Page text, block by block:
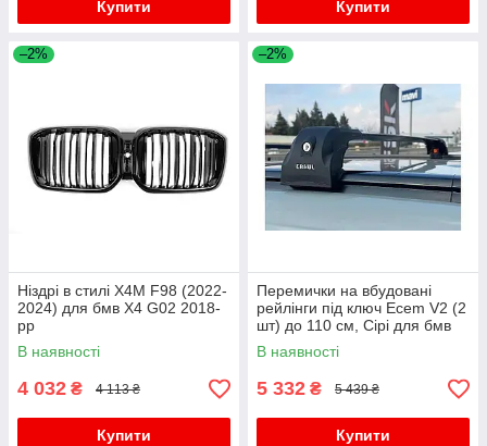
Купити Купити
–2%
Ніздрі в стилі X4M F98 (2022-
2024) для бмв X4 G02 2018-
рр
В наявності
4 032 ₴ 4 113 ₴
Купити
–2%
Перемички на вбудовані
рейлінги під ключ Ecem V2 (2
шт) до 110 см, Сірі для бмв
X4 G02 2018- рр
В наявності
5 332 ₴ 5 439 ₴
Купити